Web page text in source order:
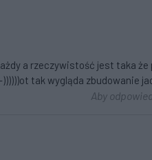
a rzeczywistość jest taka
tak wygląda zbudowanie
Aby